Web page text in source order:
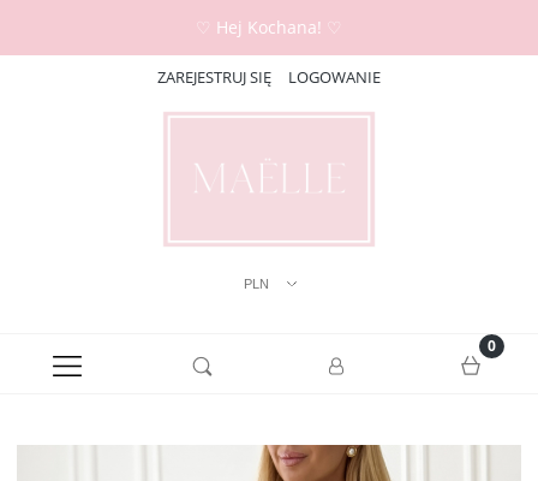
♡ Hej Kochana! ♡
ZAREJESTRUJ SIĘ LOGOWANIE